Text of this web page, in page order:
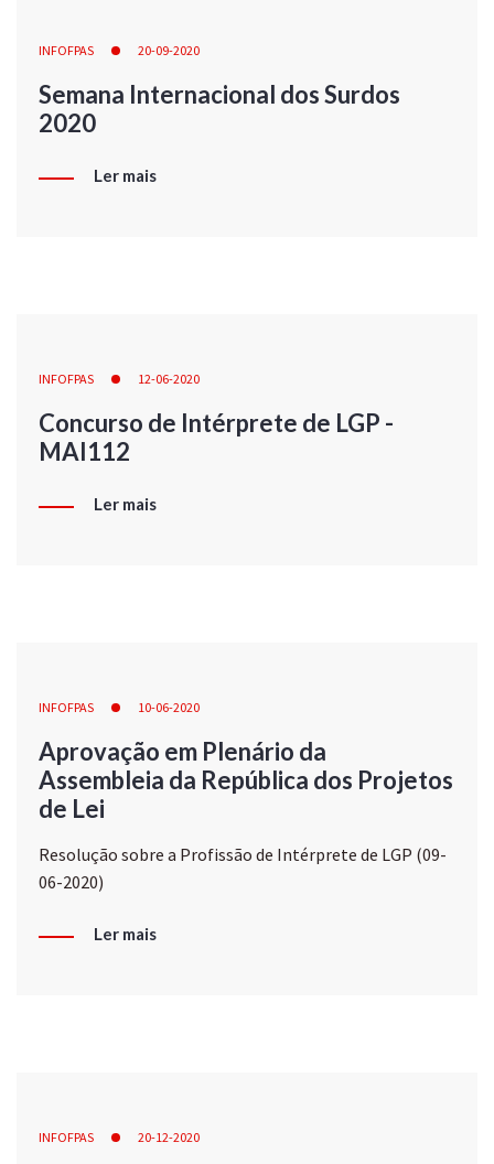
INFOFPAS 20-09-2020
Semana Internacional dos Surdos
2020
Ler mais
INFOFPAS 12-06-2020
Concurso de Intérprete de LGP -
MAI112
Ler mais
INFOFPAS 10-06-2020
Aprovação em Plenário da
Assembleia da República dos Projetos
de Lei
Resolução sobre a Profissão de Intérprete de LGP (09-
06-2020)
Ler mais
INFOFPAS 20-12-2020